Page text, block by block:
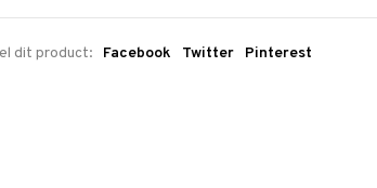
dit product: Facebook Twitter Pinterest